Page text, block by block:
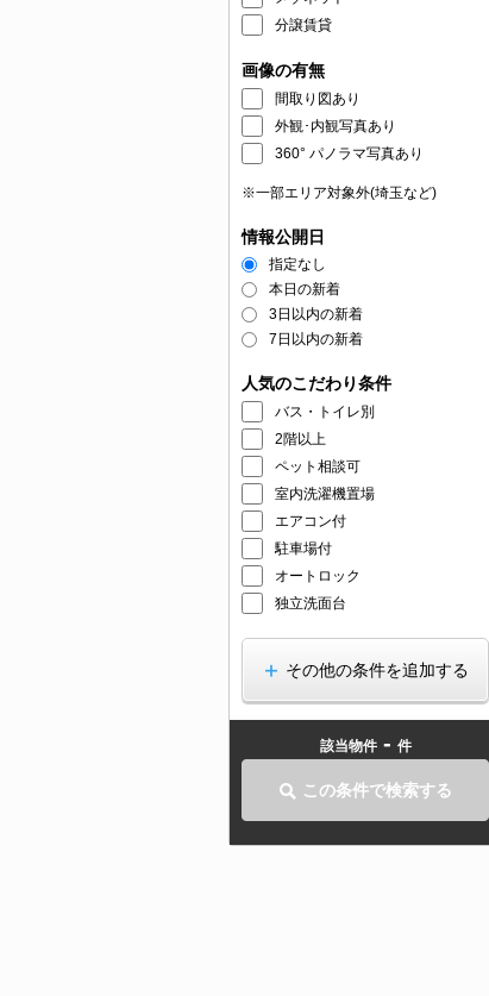
分譲賃貸
画像の有無
間取り図あり
外観･内観写真あり
360° パノラマ写真あり
※一部エリア対象外(埼玉など)
情報公開日
指定なし
本日の新着
3日以内の新着
7日以内の新着
人気のこだわり条件
バス・トイレ別
2階以上
ペット相談可
室内洗濯機置場
エアコン付
駐車場付
オートロック
独立洗面台
その他の条件を追加する
該当物件 - 件
この条件で検索する